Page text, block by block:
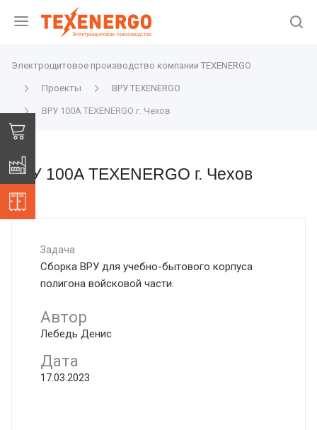
Электрощитовое производство компании TEXENERGO
Проекты ВРУ TEXENERGO
ВРУ 100А TEXENERGO г. Чехов
ВРУ 100А TEXENERGO г. Чехов
Задача
Сборка ВРУ для учебно-бытового корпуса
полигона войсковой части.
Автор
Лебедь Денис
Дата
17.03.2023